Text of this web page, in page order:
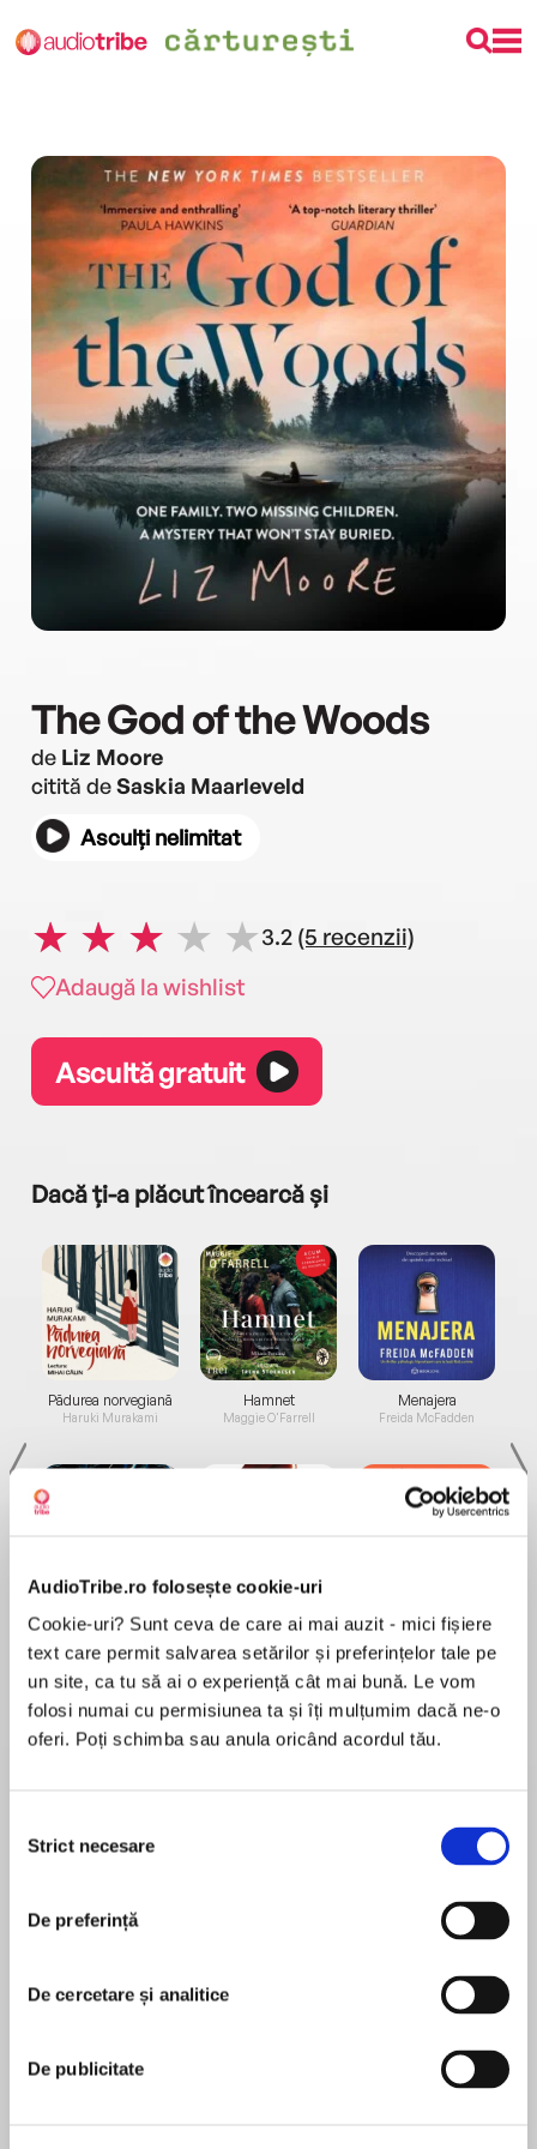
AudioTribe.ro folosește cookie-uri
Cookie-uri? Sunt ceva de care ai mai auzit - mici fișiere
text care permit salvarea setărilor și preferințelor tale pe
un site, ca tu să ai o experiență cât mai bună. Le vom
folosi numai cu permisiunea ta și îți mulțumim dacă ne-o
oferi. Poți schimba sau anula oricând acordul tău.
consimțământului
Strict necesare
De preferință
De cercetare și analitice
De publicitate
The God of the Woods
de Liz Moore
citită deSaskia Maarleveld
Asculți nelimitat
3.2 (5 recenzii)
Adaugă la wishlist
Ascultă gratuit
Dacă ți-a plăcut încearcă și
Pădurea norvegiană
Haruki Murakami
Elita de Argint (Elita
Hamnet
Maggie O'Farrell
Diavolul se îmbracă de
Menajera
Freida McFadden
Migdală
Sohn Won-pyung
WINNER OF JIMMY FALLON'S SUMMER READS
SELECTED FOR BARACK OBAMA'S SUMMER
2024 READING LIST
WINNER OF GOODREADS MYSTERY &
'Immersive and enthralling' PAULA HAWKINS
În acest moment nu există recenzii